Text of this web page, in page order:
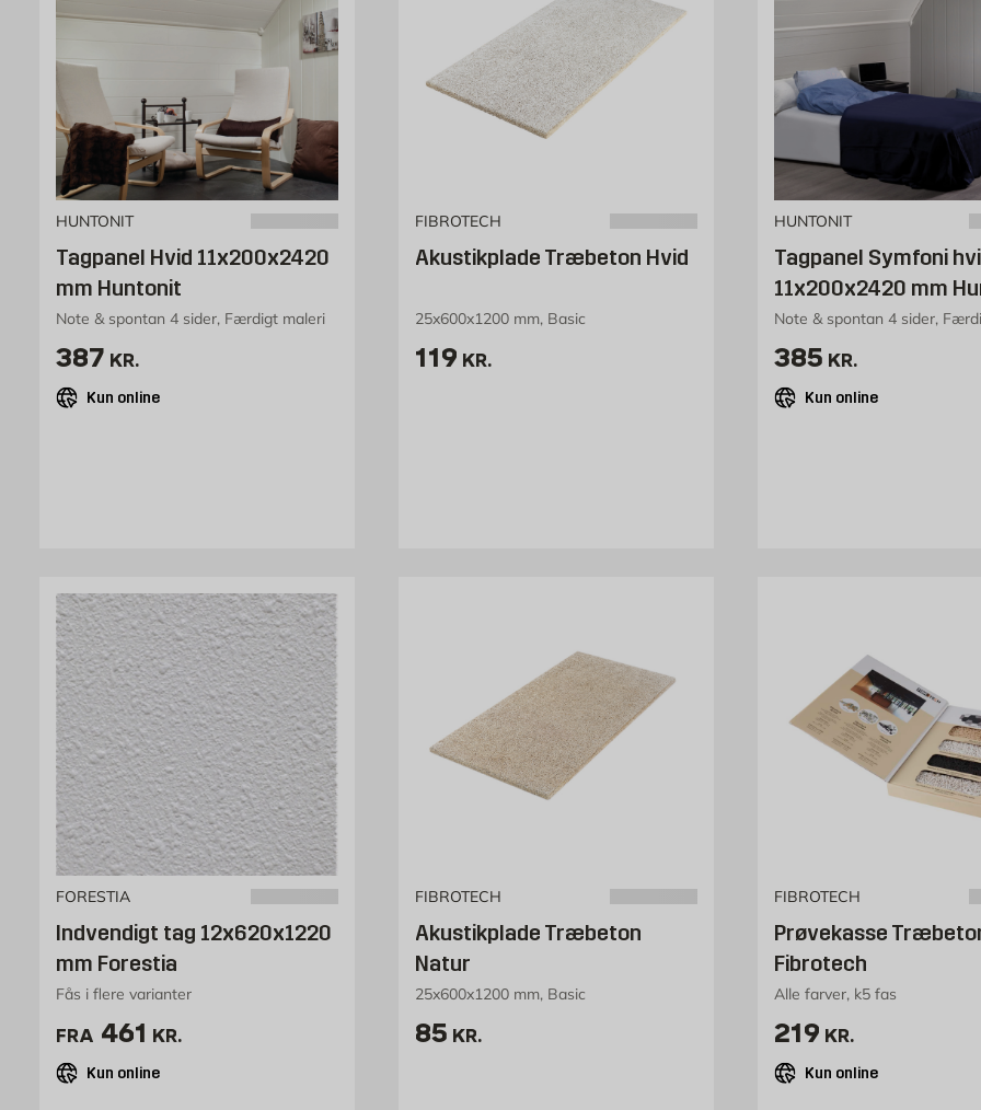
HUNTONIT
Tagpanel Hvid 11x200x2420
mm Huntonit
Note & spontan 4 sider, Færdigt maleri
Pris 387 kr. /stk
387 KR.
Kun online
FIBROTECH
Akustikplade Træbeton Hvid
25x600x1200 mm, Basic
Pris 119 kr. /stk
119 KR.
HUNTONIT
Tagpanel Symfoni
11x200x2420 mm
Note & spontan 4 sider,
Pris 385 kr. /
385 KR.
Kun online
FORESTIA
Indvendigt tag 12x620x1220
mm Forestia
Fås i flere varianter
FRA Pris 461 kr. /stk
461 KR.
Kun online
FIBROTECH
Akustikplade Træbeton
Natur
25x600x1200 mm, Basic
Pris 85 kr. /stk
85 KR.
FIBROTECH
Prøvekasse
Fibrotech
Alle farver, k5 fas
Pris 219 kr. /stk
219 KR.
Kun online